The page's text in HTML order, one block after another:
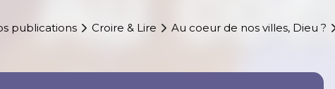
publications Croire & Lire Au coeur de nos villes, Dieu ?